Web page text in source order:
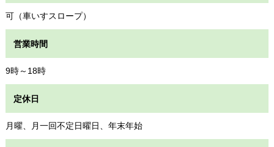
可（車いすスロープ）
営業時間
9時～18時
定休日
月曜、月一回不定日曜日、年末年始